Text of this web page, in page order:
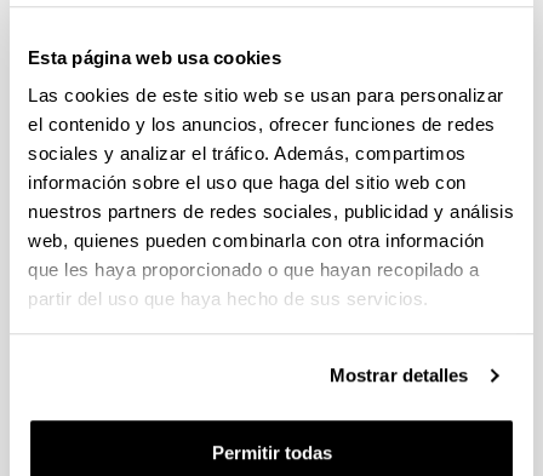
Esta página web usa cookies
Las cookies de este sitio web se usan para personalizar
el contenido y los anuncios, ofrecer funciones de redes
sociales y analizar el tráfico. Además, compartimos
información sobre el uso que haga del sitio web con
nuestros partners de redes sociales, publicidad y análisis
web, quienes pueden combinarla con otra información
que les haya proporcionado o que hayan recopilado a
partir del uso que haya hecho de sus servicios.
Mostrar detalles
Permitir todas
Perfeccionamiento de Personal Investigador Doctor,
Gobierno Vasco 2026-2029
Plazo de presentación cerrado: 19/06/2026 - 20/07/2026
El plazo para la obtención del documento de compromiso
finaliza el 15/07/2026 incluido
PROYECTOS DE INVESTIGACIÓN LIDERADOS POR
PERSONAL NOVEL (2026)
Plazo de presentación cerrado: 27/04/2026 - 18/05/2026 23:59
Listado definitivo de solicitudes admitidas y excluidas para
evaluación. (01/06/2026)
CONVOCATORIA DE AYUDAS A GRUPOS DE
UNIVERSITARIOS NUEVOS